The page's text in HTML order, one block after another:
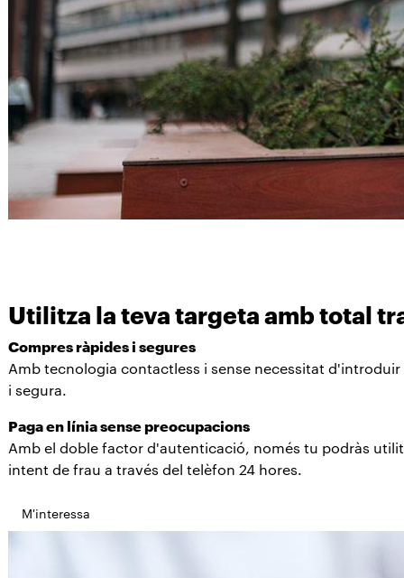
Utilitza la teva targeta amb total
Compres ràpides i segures
Amb tecnologia contactless i sense necessitat
i segura.
Paga en línia sense preocupacions
Amb el doble factor d'autenticació, només tu podràs
intent de frau a través del telèfon 24 hores.
M'interessa